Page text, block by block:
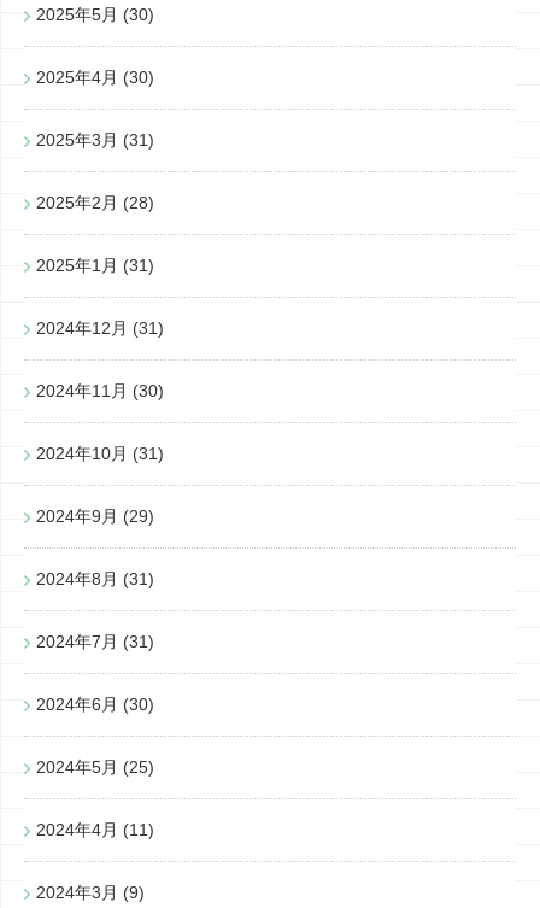
2025年5月 (30)
2025年4月 (30)
2025年3月 (31)
2025年2月 (28)
2025年1月 (31)
2024年12月 (31)
2024年11月 (30)
2024年10月 (31)
2024年9月 (29)
2024年8月 (31)
2024年7月 (31)
2024年6月 (30)
2024年5月 (25)
2024年4月 (11)
2024年3月 (9)